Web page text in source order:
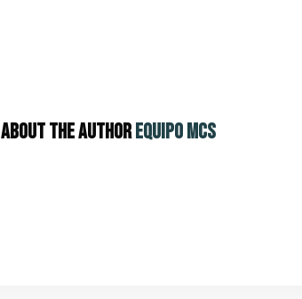
About the AuthorEquipo MCS